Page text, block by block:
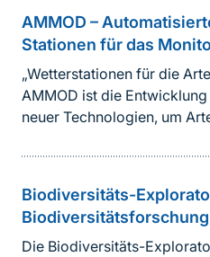
AMMOD –
Stationen für das
„Wetterstationen für die
AMMOD ist die
neuer Technologien, um
Biodiversitäts-
Biodiversitätsforschung
Die Biodiversitäts-